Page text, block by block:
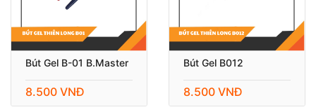
Bút Gel B-01 B.Master
8.500 VNĐ
Bút Gel B012
8.500 VNĐ